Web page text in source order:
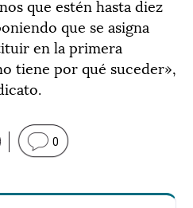
que estén hasta diez
que se asigna
en la primera
tiene por qué suceder»,
0